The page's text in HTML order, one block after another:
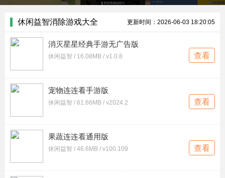
憨憨爱消除，还有结合了策略与消除的妙连千军。无论你是想
清新，音效治愈，操作简单易上手，让你在指尖滑动中释放压
力，收获满满成就感。喜欢这类的朋友，不要错过。
休闲益智消除游戏大全 更新时间：2026-06-03 18:20:05
消灭星星经典手游无广告版
休闲益智 / 16.08MB / v1.0.8 查看
宠物连连看手游版
休闲益智 / 61.66MB / v2024.2 查看
果蔬连连看通用版
休闲益智 / 46.6MB / v100.109 查看